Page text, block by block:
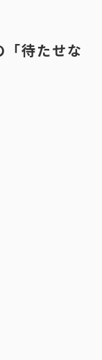
待たせな